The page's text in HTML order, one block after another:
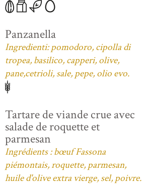
Panzanella
Ingredienti: pomodoro, cipolla di
tropea, basilico, capperi, olive,
pane,cetrioli, sale, pepe, olio evo.
Tartare de viande crue avec
salade de roquette et
parmesan
Ingrédients : bœuf Fassona
piémontais, roquette, parmesan,
huile d'olive extra vierge, sel, poivre.